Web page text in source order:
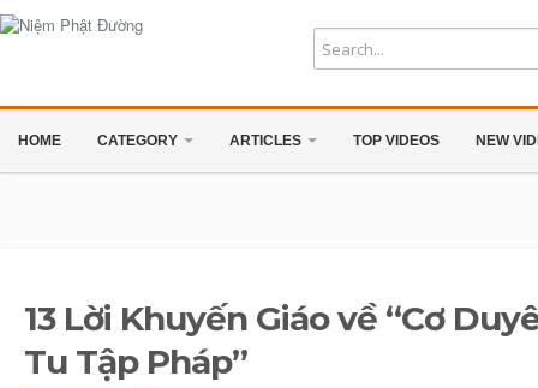
HOME CATEGORY ARTICLES TOP VIDEOS NEW
13 Lời Khuyến Giáo về “Cơ
Tu Tập Pháp”